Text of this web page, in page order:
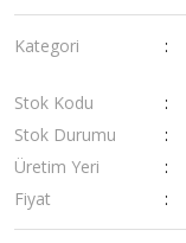
Kategori
Stok Kodu
Stok Durumu
Üretim Yeri
Fiyat